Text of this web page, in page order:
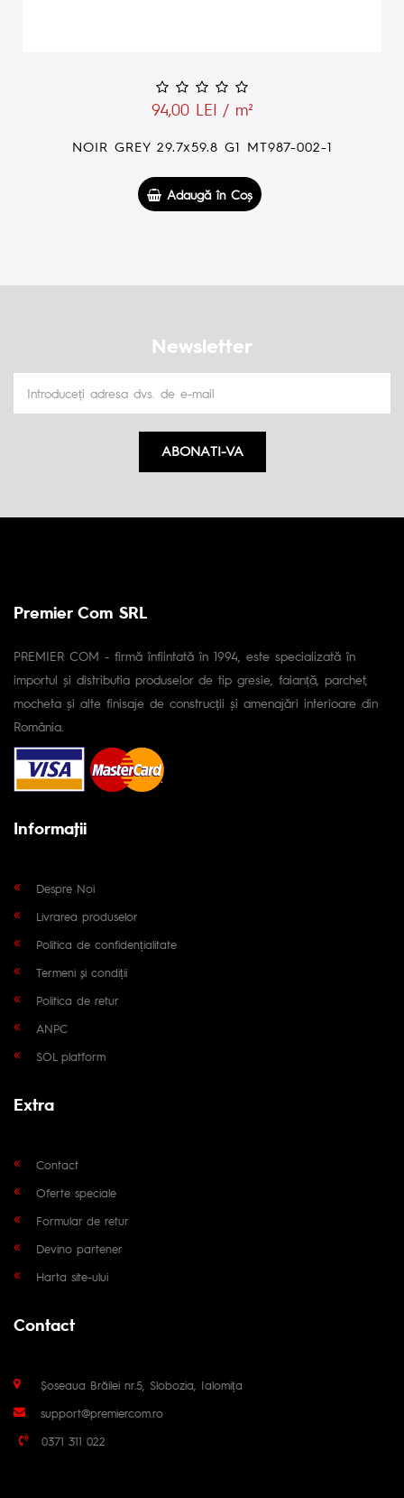
94,00 LEI / m²
NOIR GREY 29.7x59.8 G1 MT987-002-1
Adaugă în Coş
Newsletter
ABONATI-VA
Premier Com SRL
PREMIER COM - firmă înfiintată în 1994, este specializată în
importul și distributia produselor de tip gresie, faianță, parchet,
mocheta și alte finisaje de construcții și amenajări interioare din
România.
Informaţii
Despre Noi
Livrarea produselor
Politica de confidențialitate
Termeni și condiții
Politica de retur
ANPC
SOL platform
Extra
Contact
Oferte speciale
Formular de retur
Devino partener
Harta site-ului
Contact
Șoseaua Brăilei nr.5, Slobozia, Ialomița
support@premiercom.ro
0371 311 022